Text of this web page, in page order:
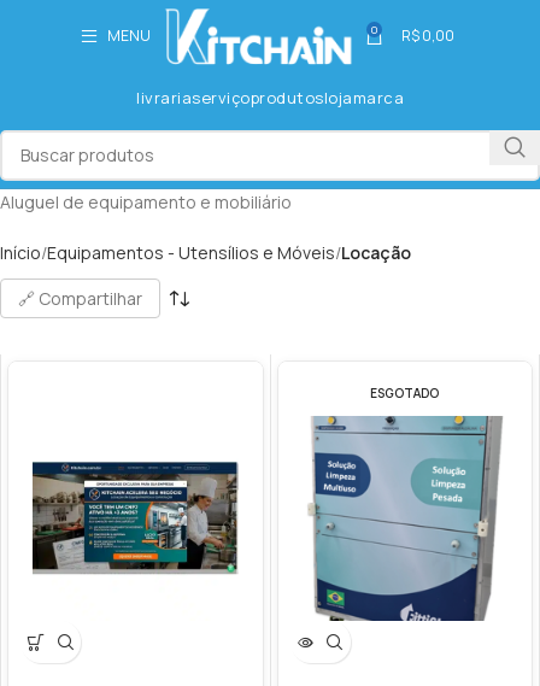
MENU 0 R$0,00
livrariaserviçoprodutoslojamarca
Aluguel de equipamento e mobiliário
Início Equipamentos - Utensílios e Móveis Locação
🔗 Compartilhar
ESGOTADO